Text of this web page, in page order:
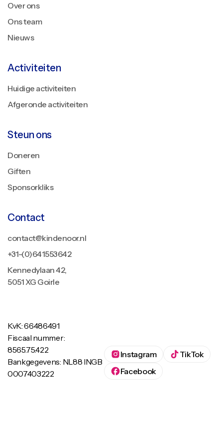
Over ons
Ons team
Nieuws
Activiteiten
Huidige activiteiten
Afgeronde activiteiten
Steun ons
Doneren
Giften
Sponsorkliks
Contact
contact@kindenoor.nl
+31-(0)641553642
Kennedylaan 42,
5051 XG Goirle
KvK: 66486491
Fiscaal nummer:
8565.75.422
Bankgegevens: NL88 INGB
0007403222
Instagram
TikTok
Facebook